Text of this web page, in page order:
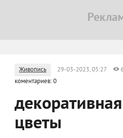
Живопись 29-03-2023, 05:27
коментариев: 0
цветы